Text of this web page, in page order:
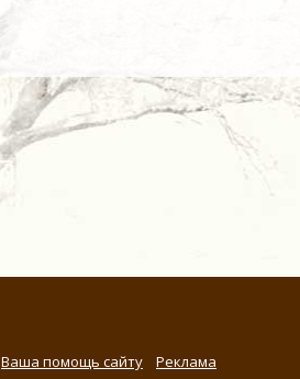
Ваша помощь сайту Реклама